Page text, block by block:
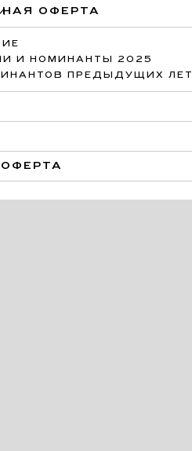
ОФЕРТА
И НОМИНАНТЫ 2025
ПРЕДЫДУЩИХ ЛЕТ